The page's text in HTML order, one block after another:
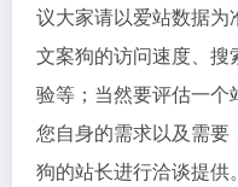
议大家请以爱站数据为
文案狗的访问速度、
验等；当然要评估一
您自身的需求以及需
狗的站长进行洽谈提